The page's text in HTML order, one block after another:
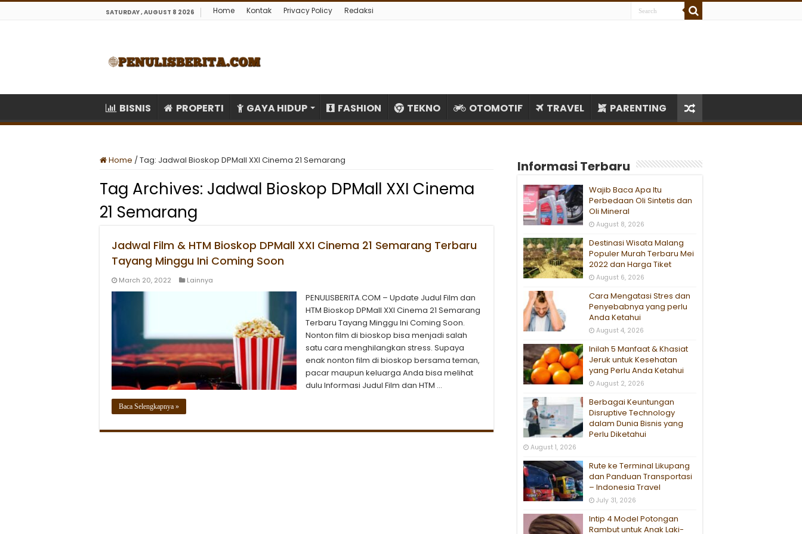
SATURDAY , AUGUST 8 2026 Home Kontak Privacy Policy Redaksi
BISNIS PROPERTI GAYA HIDUP FASHION TEKNO OTOMOTIF TRAVEL PARENTING
Home /Tag: Jadwal Bioskop DPMall XXI Cinema 21 Semarang
Tag Archives: Jadwal Bioskop DPMall XXI Cinema
21 Semarang
Jadwal Film & HTM Bioskop DPMall XXI Cinema 21 Semarang Terbaru
Tayang Minggu Ini Coming Soon
March 20, 2022 Lainnya
PENULISBERITA.COM – Update Judul Film dan
HTM Bioskop DPMall XXI Cinema 21 Semarang
Terbaru Tayang Minggu Ini Coming Soon.
Nonton film di bioskop bisa menjadi salah
satu cara menghilangkan stress. Supaya
enak nonton film di bioskop bersama teman,
pacar maupun keluarga Anda bisa melihat
dulu Informasi Judul Film dan HTM …
Baca Selengkapnya »
Informasi Terbaru
Wajib Baca Apa Itu
Perbedaan Oli Sintetis dan
Oli Mineral
August 8, 2026
Destinasi Wisata Malang
Populer Murah Terbaru Mei
2022 dan Harga Tiket
August 6, 2026
Cara Mengatasi Stres dan
Penyebabnya yang perlu
Anda Ketahui
August 4, 2026
Inilah 5 Manfaat & Khasiat
Jeruk untuk Kesehatan
yang Perlu Anda Ketahui
August 2, 2026
Berbagai Keuntungan
Disruptive Technology
dalam Dunia Bisnis yang
Perlu Diketahui
August 1, 2026
Rute ke Terminal Likupang
dan Panduan Transportasi
– Indonesia Travel
July 31, 2026
Intip 4 Model Potongan
Rambut untuk Anak Laki-